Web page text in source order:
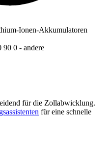
Ionen-Akkumulatoren
90 0 - andere
für die Zollabwicklung.
für eine schnelle